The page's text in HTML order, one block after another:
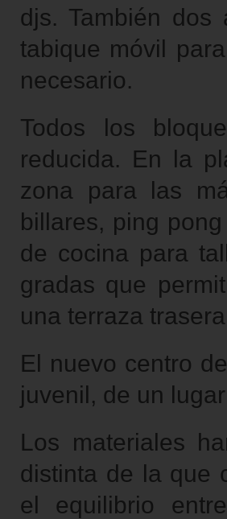
djs. También dos
tabique móvil
necesario.
Todos los
reducida. En la
zona para las
billares, ping
de cocina para
gradas que
una terraza
El nuevo centro
juvenil, de un
Los materiales
distinta de la que
el equilibrio